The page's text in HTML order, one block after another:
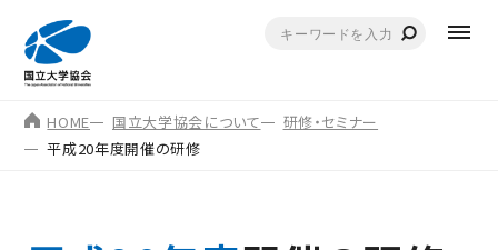
HOME 国立大学協会について
研修・セミナー
平成20年度開催の研修